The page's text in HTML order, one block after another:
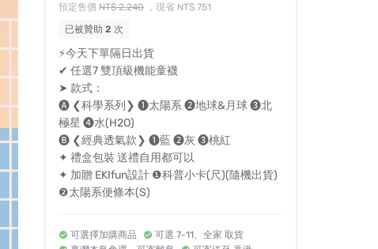
預定售價NT$ 2,240，現省 NT$ 751
已被贊助2 次
⚡今天下單隔日出貨
✔︎ 任選7 雙頂級機能童襪
➤ 款式：
🅐 ❮科學系列❯ ❶太陽系 ❷地球&月球 ❸北
極星 ❹水(H2O)
🅑 ❮經典透氣款❯ ❶藍 ❷灰 ❸桃紅
✦ 禮盒包裝 送禮自用都可以
✦ 加贈 EKIfun設計 ❶科普小卡(尺)(隨機出貨)
❷太陽系便條本(S)
可選擇加購商品
可選 7-11、全家 取貨